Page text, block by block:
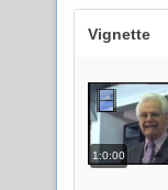
Vignette
1:0:00